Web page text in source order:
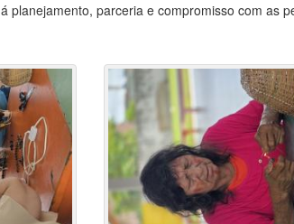
planejamento, parceria e compromisso com as